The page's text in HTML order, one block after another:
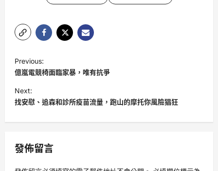
o
s
t
v
Previous:
億嵐電競椅面臨家暴，唯有抗爭
Next:
找安慰、追森和診所疫苗流量，跑山的摩托你風險猖狂
發佈留言